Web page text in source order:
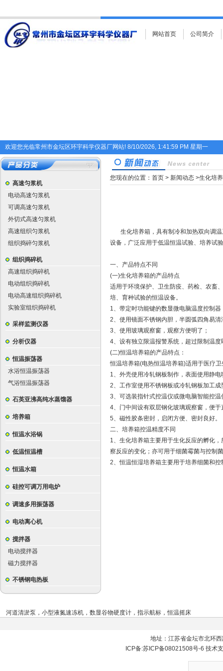
网站首页 公司简介
欢迎您光临常州市金坛区环宇科学仪器厂网站! 8/10/2026, 1:41:59 PM 星期一
高速匀浆机
电动高速匀浆机
可调高速匀浆机
外切式高速匀浆机
高速组织匀浆机
组织捣碎匀浆机
组织捣碎机
高速组织捣碎机
电动组织捣碎机
电动高速组织捣碎机
实验室组织捣碎机
采样监测仪器
分析仪器
恒温振荡器
水浴恒温振荡器
气浴恒温振荡器
石英亚沸高纯水蒸馏器
培养箱
恒温水浴锅
低温恒温槽
恒温水箱
硅控可调万用电炉
调速多用振荡器
电动离心机
搅拌器
电动搅拌器
磁力搅拌器
不锈钢电热板
您现在的位置： 首页 > 新闻动态 >生化培
生化培养箱，具有制冷和加热双向调温
设备，广泛应用于低温恒温试验、培养试
一、产品特点不同
(一)生化培养箱的产品特点
适用于环境保护、卫生防疫、药检、农畜
培、育种试验的恒温设备。
1、带定时功能键的数显微电脑温度控制
2、使用镜面不锈钢内胆，半圆弧四角易
3、使用玻璃观察窗，观察方便明了；
4、设有独立限温报警系统，超过限制温
(二)恒温培养箱的产品特点：
恒温培养箱(电热恒温培养箱)适用于医疗
1、外壳使用冷轧钢板制作，表面使用静
2、工作室使用不锈钢板或冷轧钢板加工
3、可选装指针式控温仪或微电脑智能控
4、门中间设有双层钢化玻璃观察窗，便
5、磁性胶条密封，启闭方便、密封良好。
二、培养箱控温精度不同
1、生化培养箱主要用于生化反应的孵化
察反应的变化；亦可用于细菌霉菌与控制
2、恒温恒湿培养箱主要用于培养细菌和
河道清淤泵 ， 小型液氮速冻机 ， 数显谷物硬度计 ， 指示航标 ，恒温摇床
地址：江苏省金坛市北环
ICP备:苏ICP备08021508号-6 技术